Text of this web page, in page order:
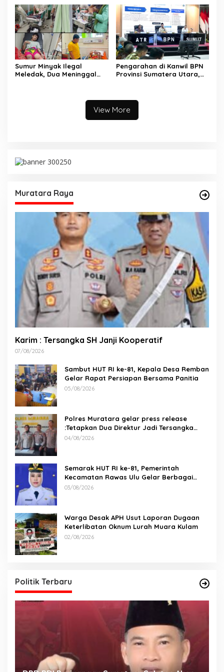
Sumur Minyak Ilegal
Meledak, Dua Meninggal
Pengarahan di Kanwil BPN
Provinsi Sumatera Utara,
Masyarakat
View More
Muratara Raya
Karim : Tersangka SH Janji Kooperatif
07/08/2026
Sambut HUT RI ke-81, Kepala Desa Remban
Gelar Rapat Persiapan Bersama Panitia
05/08/2026
Polres Muratara gelar press release
:Tetapkan Dua Direktur Jadi Tersangka
Kecelakaan Maut antara Bus ALS dan
04/08/2026
Semarak HUT RI ke-81, Pemerintah
Kecamatan Rawas Ulu Gelar Berbagai
Lomba
03/08/2026
Warga Desak APH Usut Laporan Dugaan
Keterlibatan Oknum Lurah Muara Kulam
02/08/2026
Politik Terbaru